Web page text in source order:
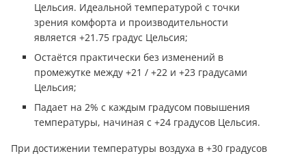
Цельсия. Идеальной температурой с точки
зрения комфорта и производительности
является +21.75 градус Цельсия;
Остаётся практически без изменений в
промежутке между +21 / +22 и +23 градусами
Цельсия;
Падает на 2% с каждым градусом повышения
температуры, начиная с +24 градусов Цельсия.
При достижении температуры воздуха в +30 градусов